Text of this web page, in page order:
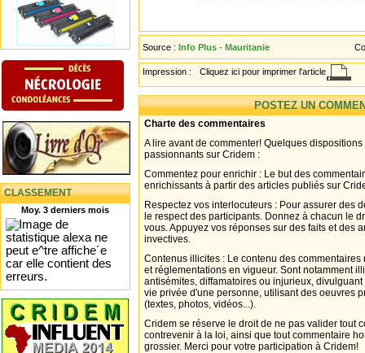
CLASSEMENT
Moy. 3 derniers mois
Source : Info Plus - Mauritanie
Impression : Cliquez ici pour imprimer l'article
POSTEZ UN
Charte des commentaires
A lire avant de commenter! Quelques
passionnants sur Cridem :
Commentez pour enrichir : Le but des
enrichissants à partir des articles publiés sur
Respectez vos interlocuteurs : Pour assurer des
le respect des participants. Donnez à chacun le
vous. Appuyez vos réponses sur des faits et des
invectives.
Contenus illicites : Le contenu des
et réglementations en vigueur. Sont notamment
antisémites, diffamatoires ou injurieux,
vie privée d'une personne, utilisant des oeuvres
(textes, photos, vidéos...).
Cridem se réserve le droit de ne pas valider tout
contrevenir à la loi, ainsi que tout commentaire
grossier. Merci pour votre participation à Cridem!